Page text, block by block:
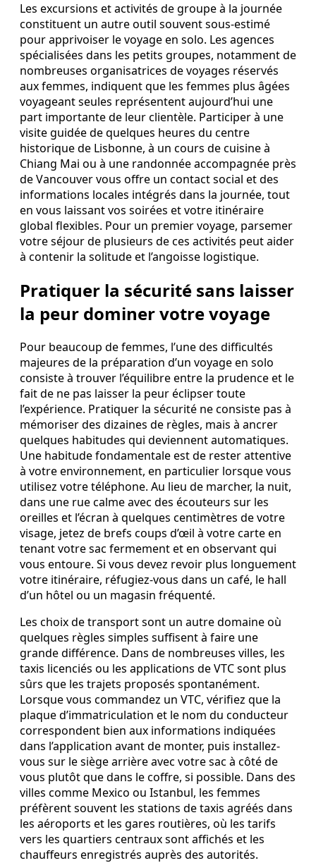
Les excursions et activités de groupe à la journée
constituent un autre outil souvent sous-estimé
pour apprivoiser le voyage en solo. Les agences
spécialisées dans les petits groupes, notamment de
nombreuses organisatrices de voyages réservés
aux femmes, indiquent que les femmes plus âgées
voyageant seules représentent aujourd’hui une
part importante de leur clientèle. Participer à une
visite guidée de quelques heures du centre
historique de Lisbonne, à un cours de cuisine à
Chiang Mai ou à une randonnée accompagnée près
de Vancouver vous offre un contact social et des
informations locales intégrés dans la journée, tout
en vous laissant vos soirées et votre itinéraire
global flexibles. Pour un premier voyage, parsemer
votre séjour de plusieurs de ces activités peut aider
à contenir la solitude et l’angoisse logistique.
Pratiquer la sécurité sans laisser
la peur dominer votre voyage
Pour beaucoup de femmes, l’une des difficultés
majeures de la préparation d’un voyage en solo
consiste à trouver l’équilibre entre la prudence et le
fait de ne pas laisser la peur éclipser toute
l’expérience. Pratiquer la sécurité ne consiste pas à
mémoriser des dizaines de règles, mais à ancrer
quelques habitudes qui deviennent automatiques.
Une habitude fondamentale est de rester attentive
à votre environnement, en particulier lorsque vous
utilisez votre téléphone. Au lieu de marcher, la nuit,
dans une rue calme avec des écouteurs sur les
oreilles et l’écran à quelques centimètres de votre
visage, jetez de brefs coups d’œil à votre carte en
tenant votre sac fermement et en observant qui
vous entoure. Si vous devez revoir plus longuement
votre itinéraire, réfugiez-vous dans un café, le hall
d’un hôtel ou un magasin fréquenté.
Les choix de transport sont un autre domaine où
quelques règles simples suffisent à faire une
grande différence. Dans de nombreuses villes, les
taxis licenciés ou les applications de VTC sont plus
sûrs que les trajets proposés spontanément.
Lorsque vous commandez un VTC, vérifiez que la
plaque d’immatriculation et le nom du conducteur
correspondent bien aux informations indiquées
dans l’application avant de monter, puis installez-
vous sur le siège arrière avec votre sac à côté de
vous plutôt que dans le coffre, si possible. Dans des
villes comme Mexico ou Istanbul, les femmes
préfèrent souvent les stations de taxis agréés dans
les aéroports et les gares routières, où les tarifs
vers les quartiers centraux sont affichés et les
chauffeurs enregistrés auprès des autorités.